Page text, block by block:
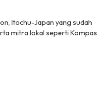
Itochu-Japan yang sudah
mitra lokal seperti Kompas